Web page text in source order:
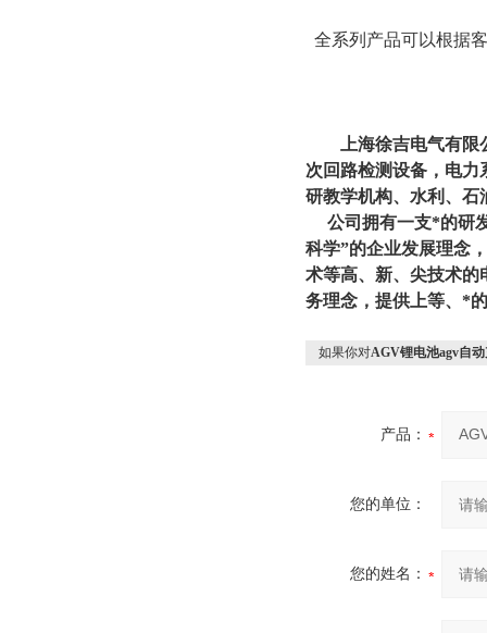
全系列产品可以根据
上海徐吉电气有限公
次回路检测设备，电
研教学机构、水利、石
公司拥有一支*的研发
科学”的企业发展理念
术等高、新、尖技术的
务理念，提供上等、*
如果你对AGV锂电池agv自
产品：
您的单位：
您的姓名：